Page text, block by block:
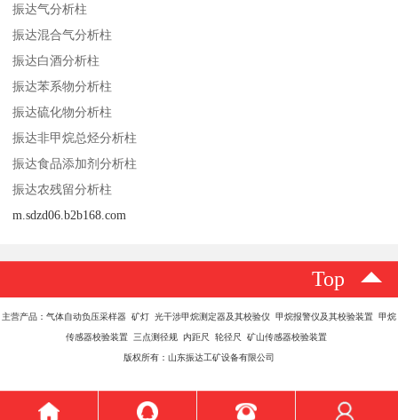
振达气分析柱
振达混合气分析柱
振达白酒分析柱
振达苯系物分析柱
振达硫化物分析柱
振达非甲烷总烃分析柱
振达食品添加剂分析柱
振达农残留分析柱
m.sdzd06.b2b168.com
Top
主营产品：气体自动负压采样器 矿灯 光干涉甲烷测定器及其校验仪 甲烷报警仪及其校验装置 甲烷
传感器校验装置 三点测径规 内距尺 轮径尺 矿山传感器校验装置
版权所有：山东振达工矿设备有限公司